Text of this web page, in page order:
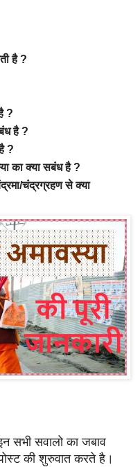
है ?
?
है ?
?
का क्या सबंध है ?
चंद्रग्रहण से क्या
सभी सवालो का जबाव
की शुरुवात करते है।